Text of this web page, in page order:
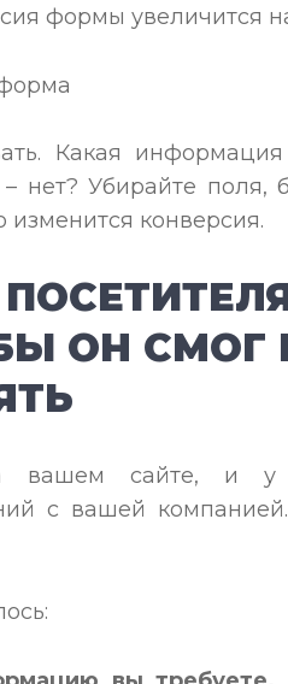
формы увеличится
Какая
нет? Убирайте поля,
изменится конверсия.
ОН СМОГ
вашем сайте, и
с вашей